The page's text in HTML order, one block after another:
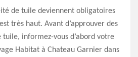
de tuile deviennent obligatoires
très haut. Avant d’approuver des
informez-vous d’abord votre
Habitat à Chateau Garnier dans